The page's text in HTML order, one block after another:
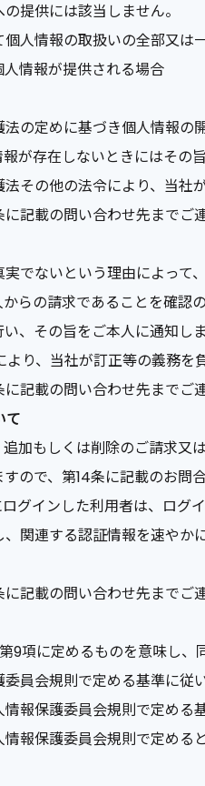
提供には該当しません。
人情報の取扱いの全部又は
情報が提供される場合
の定めに基づき個人情報
が存在しないときにはそ
その他の法令により、当社
記載の問い合わせ先までご
でないという理由によって
らの請求であることを確
、その旨をご本人に通知
り、当社が訂正等の義務を
記載の問い合わせ先までご
て
加もしくは削除のご請求
ので、第14条に記載のお問
グインした利用者は、ロ
関連する認証情報を速や
記載の問い合わせ先までご
項に定めるものを意味し
員会規則で定める基準に従
報保護委員会規則で定める
報保護委員会規則で定め